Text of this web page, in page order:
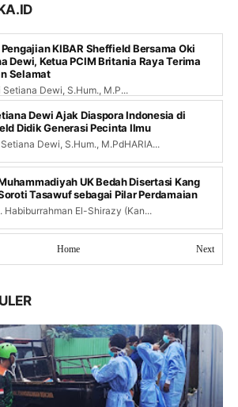
KIBAR Sheffield Bersama Oki
Dewi, Ketua PCIM Britania Raya Terima
Selamat
Setiana Dewi, S.Hum., M.P...
Dewi Ajak Diaspora Indonesia di
Didik Generasi Pecinta Ilmu
Dewi, S.Hum., M.PdHARIA...
UK Bedah Disertasi Kang
Tasawuf sebagai Pilar Perdamaian
Habiburrahman El-Shirazy (Kan...
Next
Home